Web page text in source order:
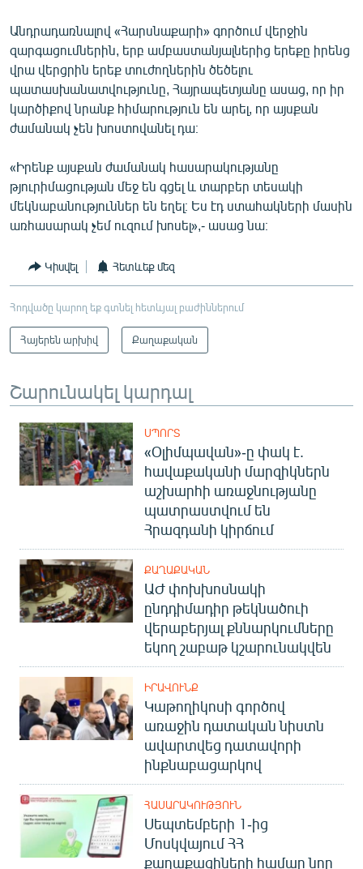
Անդրադառնալով «Հարսնաքարի» գործում վերջին
զարգացումներին, երբ ամբաստանյալներից երեքը իրենց
վրա վերցրին երեք տուժողներին ծեծելու
պատասխանատվությունը, Հայրապետյանը ասաց, որ իր
կարծիքով նրանք հիմարություն են արել, որ այսքան
ժամանակ չեն խոստովանել դա։
«Իրենք այսքան ժամանակ հասարակությանը
թյուրիմացության մեջ են գցել և տարբեր տեսակի
մեկնաբանություններ են եղել։ Ես էդ ստահակների մասին
առհասարակ չեմ ուզում խոսել»,- ասաց նա։
Կիսվել Հետևեք մեզ
Հոդվածը կարող եք գտնել հետևյալ բաժիններում
Հայերեն արխիվ Քաղաքական
Շարունակել կարդալ
ՍՊՈՐՏ
«Օլիմպավան»-ը փակ է.
հավաքականի մարզիկներն
աշխարհի առաջնությանը
պատրաստվում են
Հրազդանի կիրճում
ՔԱՂԱՔԱԿԱՆ
ԱԺ փոխխոսնակի
ընդդիմադիր թեկնածուի
վերաբերյալ քննարկումները
եկող շաբաթ կշարունակվեն
ԻՐԱՎՈՒՆՔ
Կաթողիկոսի գործով
առաջին դատական նիստն
ավարտվեց դատավորի
ինքնաբացարկով
ՀԱՍԱՐԱԿՈՒԹՅՈՒՆ
Սեպտեմբերի 1-ից
Մոսկվայում ՀՀ
քաղաքացիների համար նոր